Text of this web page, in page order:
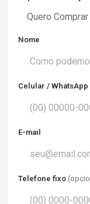
Quero Comprar
Nome
Celular / WhatsApp
E-mail
Telefone fixo